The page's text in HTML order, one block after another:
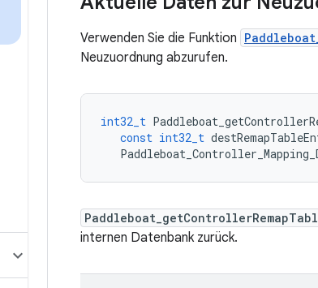
Verwenden Sie die Funktion
Neuzuordnung abzurufen.
int32_t
const int32_t
internen Datenbank zurück.